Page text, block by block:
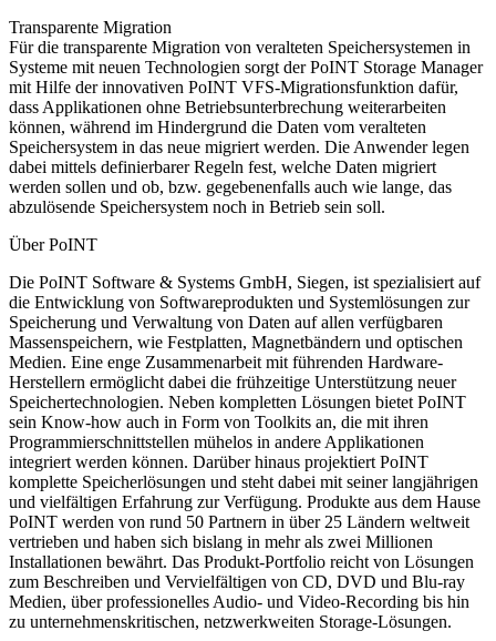
Transparente Migration
Für die transparente Migration von veralteten Speichersystemen in
Systeme mit neuen Technologien sorgt der PoINT Storage Manager
mit Hilfe der innovativen PoINT VFS-Migrationsfunktion dafür,
dass Applikationen ohne Betriebsunterbrechung weiterarbeiten
können, während im Hindergrund die Daten vom veralteten
Speichersystem in das neue migriert werden. Die Anwender legen
dabei mittels definierbarer Regeln fest, welche Daten migriert
werden sollen und ob, bzw. gegebenenfalls auch wie lange, das
abzulösende Speichersystem noch in Betrieb sein soll.
Über PoINT
Die PoINT Software & Systems GmbH, Siegen, ist spezialisiert auf
die Entwicklung von Softwareprodukten und Systemlösungen zur
Speicherung und Verwaltung von Daten auf allen verfügbaren
Massenspeichern, wie Festplatten, Magnetbändern und optischen
Medien. Eine enge Zusammenarbeit mit führenden Hardware-
Herstellern ermöglicht dabei die frühzeitige Unterstützung neuer
Speichertechnologien. Neben kompletten Lösungen bietet PoINT
sein Know-how auch in Form von Toolkits an, die mit ihren
Programmierschnittstellen mühelos in andere Applikationen
integriert werden können. Darüber hinaus projektiert PoINT
komplette Speicherlösungen und steht dabei mit seiner langjährigen
und vielfältigen Erfahrung zur Verfügung. Produkte aus dem Hause
PoINT werden von rund 50 Partnern in über 25 Ländern weltweit
vertrieben und haben sich bislang in mehr als zwei Millionen
Installationen bewährt. Das Produkt-Portfolio reicht von Lösungen
zum Beschreiben und Vervielfältigen von CD, DVD und Blu-ray
Medien, über professionelles Audio- und Video-Recording bis hin
zu unternehmenskritischen, netzwerkweiten Storage-Lösungen.